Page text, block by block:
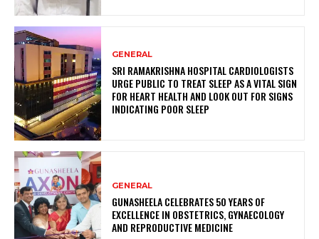
GENERAL
SRI RAMAKRISHNA HOSPITAL CARDIOLOGISTS
URGE PUBLIC TO TREAT SLEEP AS A VITAL SIGN
FOR HEART HEALTH AND LOOK OUT FOR SIGNS
INDICATING POOR SLEEP
GENERAL
GUNASHEELA CELEBRATES 50 YEARS OF
EXCELLENCE IN OBSTETRICS, GYNAECOLOGY
AND REPRODUCTIVE MEDICINE